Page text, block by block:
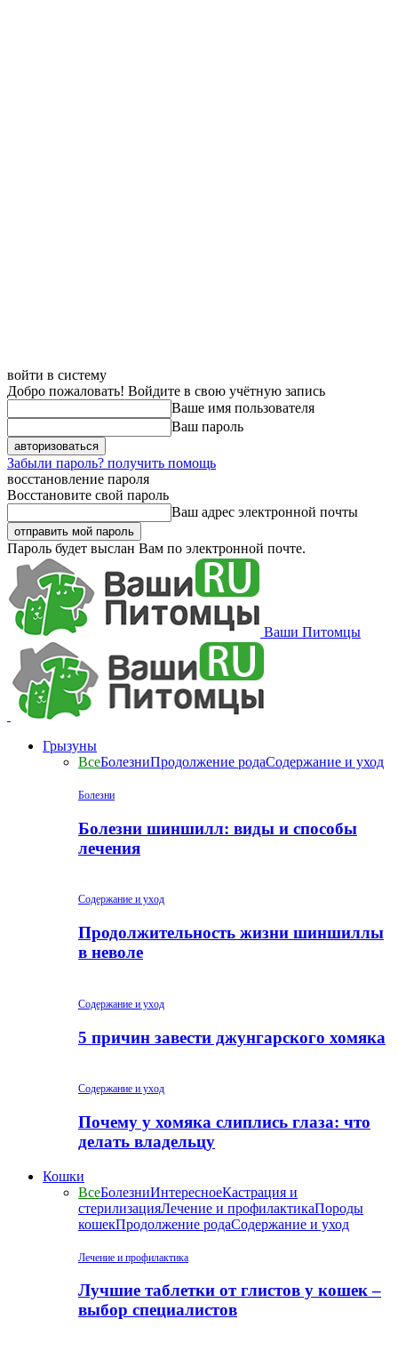
войти в систему
Добро пожаловать! Войдите в свою учётную запись
Ваше имя пользователя
Ваш пароль
Забыли пароль? получить помощь
восстановление пароля
Восстановите свой пароль
Ваш адрес электронной почты
Пароль будет выслан Вам по электронной почте.
Ваши Питомцы
Грызуны
ВсеБолезниПродолжение родаСодержание и уход
Болезни
Болезни шиншилл: виды и способы
лечения
Содержание и уход
Продолжительность жизни шиншиллы
в неволе
Содержание и уход
5 причин завести джунгарского хомяка
Содержание и уход
Почему у хомяка слиплись глаза: что
делать владельцу
Кошки
ВсеБолезниИнтересноеКастрация и
стерилизацияЛечение и профилактикаПороды
кошекПродолжение родаСодержание и уход
Лечение и профилактика
Лучшие таблетки от глистов у кошек –
выбор специалистов